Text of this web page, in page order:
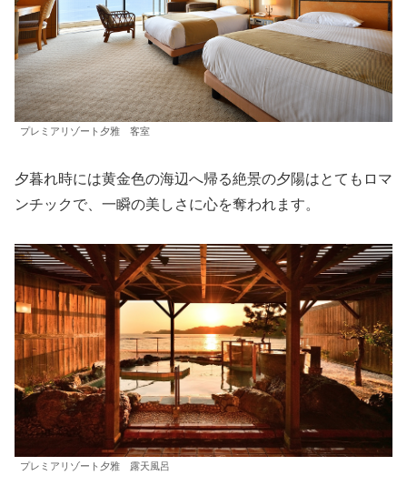
プレミアリゾート夕雅 客室
夕暮れ時には黄金色の海辺へ帰る絶景の夕陽はとてもロマ
ンチックで、一瞬の美しさに心を奪われます。
プレミアリゾート夕雅 露天風呂